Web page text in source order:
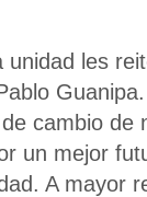
les
cambio
un mejor
A mayor